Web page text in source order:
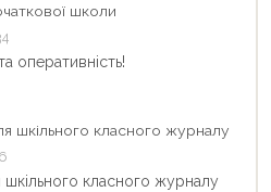
школи
оперативність!
шкільного класного журналу
шкільного класного журналу